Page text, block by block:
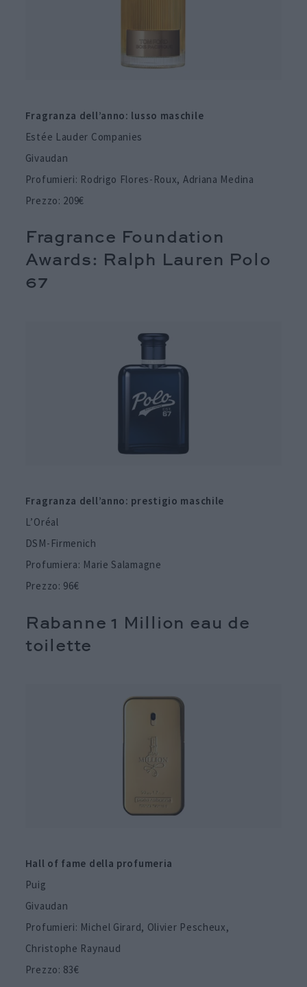
Fragranza dell’anno: lusso maschile
Estée Lauder Companies
Givaudan
Profumieri: Rodrigo Flores-Roux, Adriana Medina
Prezzo: 209€
Fragrance Foundation
Awards: Ralph Lauren Polo
67
Fragranza dell’anno: prestigio maschile
L’Oréal
DSM-Firmenich
Profumiera: Marie Salamagne
Prezzo: 96€
Rabanne 1 Million eau de
toilette
Hall of fame della profumeria
Puig
Givaudan
Profumieri: Michel Girard, Olivier Pescheux,
Christophe Raynaud
Prezzo: 83€